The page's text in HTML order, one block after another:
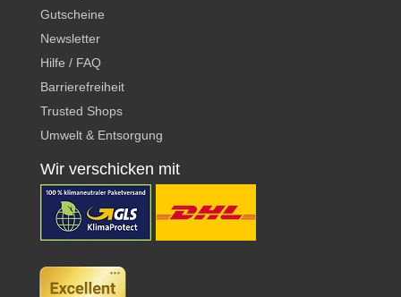
Gutscheine
Newsletter
Hilfe / FAQ
Barrierefreiheit
Trusted Shops
Umwelt & Entsorgung
Wir verschicken mit